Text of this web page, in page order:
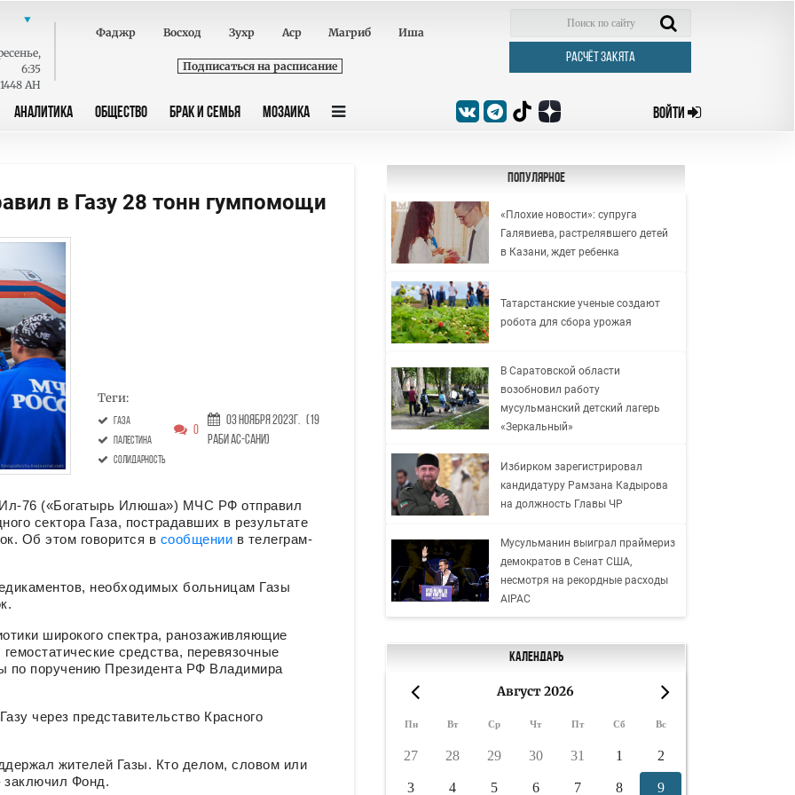
,
6:35
AH
Фаджр Восход Зухр Аср Магриб Иша
Подписаться на расписание
РАСЧЁТ ЗАКЯТА
АНАЛИТИКА ОБЩЕСТВО БРАК И СЕМЬЯ МОЗАИКА ВОЙТИ
в Газу 28 тонн гумпомощи
Теги:
Газа
Палестина
солидарность
0
03 Ноября 2023г. (19
Раби ас-сани)
76 («Богатырь Илюша») МЧС РФ отправил
сектора Газа, пострадавших в результате
Об этом говорится в сообщении в телеграм-
необходимых больницам Газы
широкого спектра, ранозаживляющие
средства, перевязочные
поручению Президента РФ Владимира
через представительство Красного
жителей Газы. Кто делом, словом или
заключил Фонд.
Популярное
«Плохие новости»: супруга
Галявиева, растрелявшего детей
в Казани, ждет ребенка
Татарстанские ученые создают
робота для сбора урожая
В Саратовской области
возобновил работу
мусульманский детский лагерь
«Зеркальный»
Избирком зарегистрировал
кандидатуру Рамзана Кадырова
на должность Главы ЧР
Мусульманин выиграл праймериз
демократов в Сенат США,
несмотря на рекордные расходы
AIPAC
Календарь
Август 2026
Пн Вт Ср Чт Пт Сб Вс
27 28 29 30 31 1 2
3 4 5 6 7 8 9